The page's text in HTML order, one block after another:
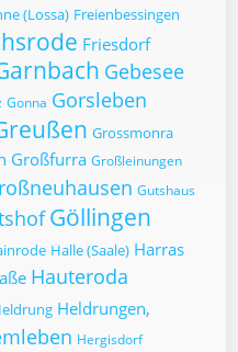
(Lossa) Freienbessingen
Friesdorf
Gebesee
Gonna Gorsleben
Grossmonra
Großfurra Großleinungen
Gutshaus
Göllingen
Halle (Saale) Harras
Hauteroda
Heldrungen,
Hergisdorf